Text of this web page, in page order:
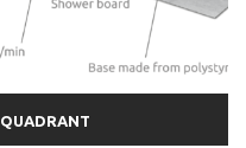
QUADRANT